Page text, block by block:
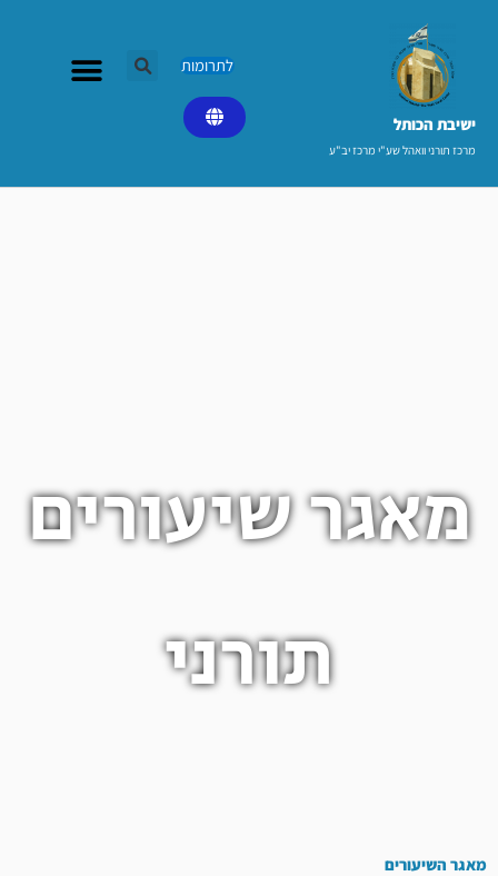
ישיבת הכותל​
מרכז תורני וואהל שע"י מרכז יב"ע
לתרומות
מאגר שיעורים
תורני
מאגר השיעורים